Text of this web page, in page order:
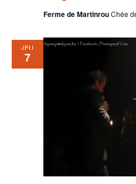
Ferme de MartinrouChée
JEU
7